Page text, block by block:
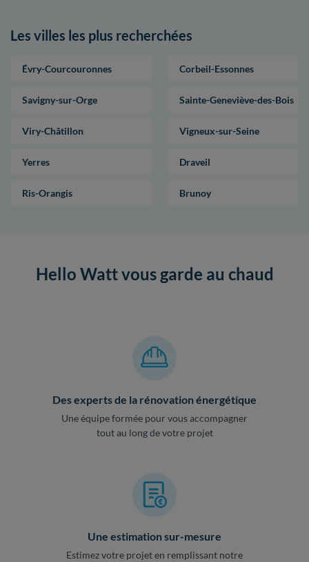
Les villes les plus recherchées
Évry-Courcouronnes Corbeil-Essonnes
Savigny-sur-Orge Sainte-Geneviève-des-Bois
Viry-Châtillon Vigneux-sur-Seine
Yerres Draveil
Ris-Orangis Brunoy
Hello Watt vous garde au chaud
Des experts de la rénovation énergétique
Une équipe formée pour vous accompagner
tout au long de votre projet
Une estimation sur-mesure
Estimez votre projet en remplissant notre